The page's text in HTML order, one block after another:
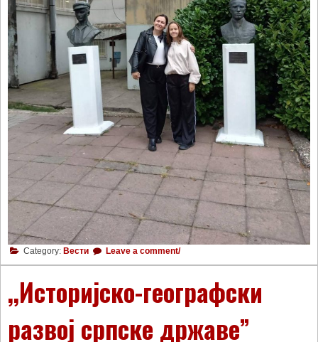
Category: Вести Leave a comment/
,,Историјско-географски
развој српске државе”